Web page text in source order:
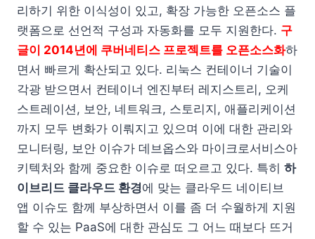
리하기 위한 이식성이 있고, 확장 가능한 오픈소스 플
랫폼으로 선언적 구성과 자동화를 모두 지원한다. 구
글이 2014년에 쿠버네티스 프로젝트를 오픈소스화하
면서 빠르게 확산되고 있다. 리눅스 컨테이너 기술이
각광 받으면서 컨테이너 엔진부터 레지스트리, 오케
스트레이션, 보안, 네트워크, 스토리지, 애플리케이션
까지 모두 변화가 이뤄지고 있으며 이에 대한 관리와
모니터링, 보안 이슈가 데브옵스와 마이크로서비스아
키텍처와 함께 중요한 이슈로 떠오르고 있다. 특히 하
이브리드 클라우드 환경에 맞는 클라우드 네이티브
앱 이슈도 함께 부상하면서 이를 좀 더 수월하게 지원
할 수 있는 PaaS에 대한 관심도 그 어느 때보다 뜨거